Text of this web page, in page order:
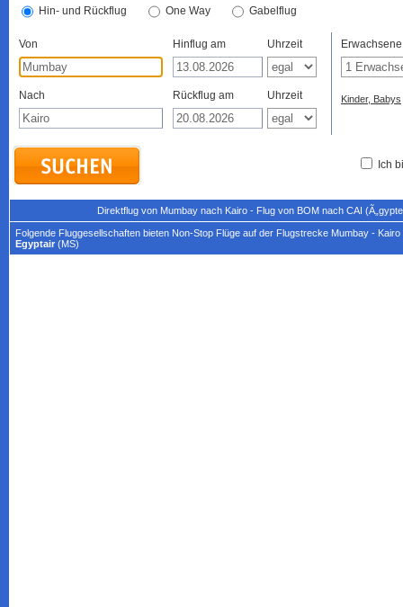
Hin- und Rückflug One Way Gabelflug
Von Hinflug am Uhrzeit
Nach Rückflug am Uhrzeit
Erwachsene
Kinder, Babys
Ich
Direktflug von Mumbay nach Kairo - Flug von BOM nach CAI
Folgende Fluggesellschaften bieten Non-Stop Flüge auf der Flugstrecke Mumbay - Kairo
Egyptair (MS)